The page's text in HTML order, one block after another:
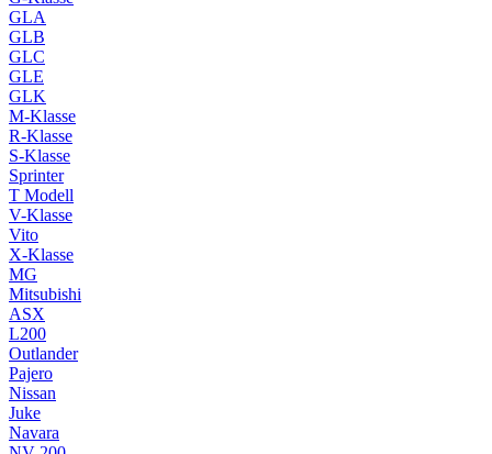
GLA
GLB
GLC
GLE
GLK
M-Klasse
R-Klasse
S-Klasse
Sprinter
T Modell
V-Klasse
Vito
X-Klasse
MG
Mitsubishi
ASX
L200
Outlander
Pajero
Nissan
Juke
Navara